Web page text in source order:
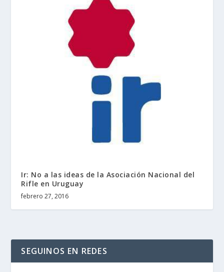
Ir: No a las ideas de la Asociación Nacional del
Rifle en Uruguay
febrero 27, 2016
SEGUINOS EN REDES